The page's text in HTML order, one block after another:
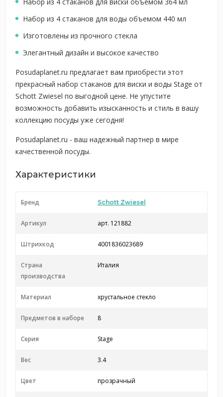
Набор из 4 стаканов для воды объемом 440 мл
Изготовлены из прочного стекла
Элегантный дизайн и высокое качество
Posudaplanet.ru предлагает вам приобрести этот
прекрасный набор стаканов для виски и воды Stage от
Schott Zwiesel по выгодной цене. Не упустите
возможность добавить изысканность и стиль в вашу
коллекцию посуды уже сегодня!
Posudaplanet.ru - ваш надежный партнер в мире
качественной посуды.
Характеристики
Бренд Schott Zwiesel
Артикул арт. 121882
Штрихкод 4001836023689
Страна
производства
Италия
Материал хрустальное стекло
Предметов в наборе 8
Серия Stage
Вес 3.4
Цвет прозрачный